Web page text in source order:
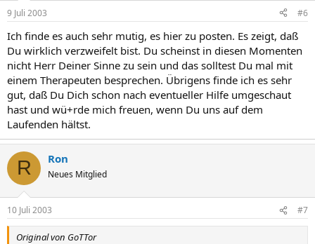
9 Juli 2003 #6
Ich finde es auch sehr mutig, es hier zu posten. Es zeigt, daß
Du wirklich verzweifelt bist. Du scheinst in diesen Momenten
nicht Herr Deiner Sinne zu sein und das solltest Du mal mit
einem Therapeuten besprechen. Übrigens finde ich es sehr
gut, daß Du Dich schon nach eventueller Hilfe umgeschaut
hast und wü+rde mich freuen, wenn Du uns auf dem
Laufenden hältst.
R Ron
Neues Mitglied
10 Juli 2003 #7
Original von GoTTor